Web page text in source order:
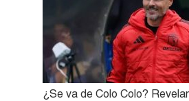
¿Se va de Colo Colo?